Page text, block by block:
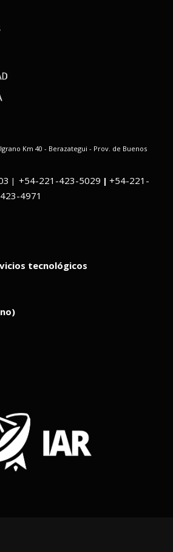
Km 40 - Berazategui - Prov. de Buenos
| +54-221-423-5029 | +54-221-
4971
tecnológicos